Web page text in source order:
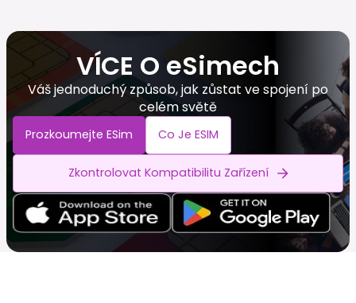
VÍCE O eSimech
Váš jednoduchý způsob, jak zůstat ve spojení po
celém světě
Prozkoumejte ESim Co Je ESIM
Zkontrolovat Kompatibilitu Zařízení